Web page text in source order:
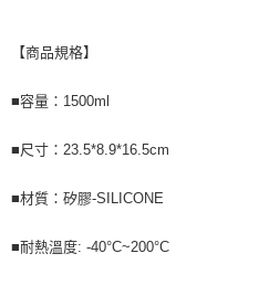
【商品規格】
■容量：1500ml
■尺寸：23.5*8.9*16.5cm
■材質：矽膠-SILICONE
■耐熱溫度: -40°C~200°C